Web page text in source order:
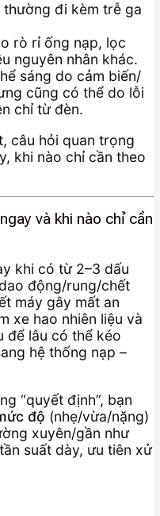
thường đi kèm trễ ga
rò rỉ ống nạp, lọc
nguyên nhân khác.
sáng do cảm biến/
cũng có thể do lỗi
chỉ từ đèn.
câu hỏi quan trọng
khi nào chỉ cần theo
và khi nào chỉ cần
khi có từ 2–3 dấu
động/rung/chết
máy gây mất an
xe hao nhiên liệu và
để lâu có thể kéo
hệ thống nạp –
“quyết định”, bạn
độ (nhẹ/vừa/nặng)
xuyên/gần như
suất dày, ưu tiên xử